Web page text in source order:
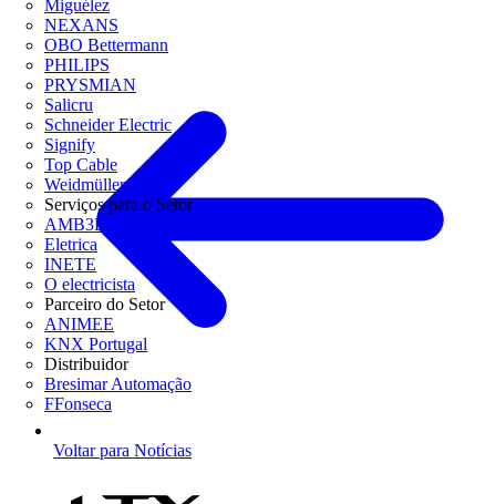
Miguélez
NEXANS
OBO Bettermann
PHILIPS
PRYSMIAN
Salicru
Schneider Electric
Signify
Top Cable
Weidmüller
Serviços para o Setor
AMB3E
Eletrica
INETE
O electricista
Parceiro do Setor
ANIMEE
KNX Portugal
Distribuidor
Bresimar Automação
FFonseca
Voltar para Notícias